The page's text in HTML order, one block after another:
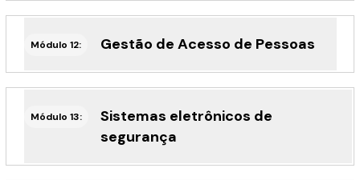
Módulo 12: Gestão de Acesso de Pessoas
Módulo 13:
Sistemas eletrônicos de
segurança